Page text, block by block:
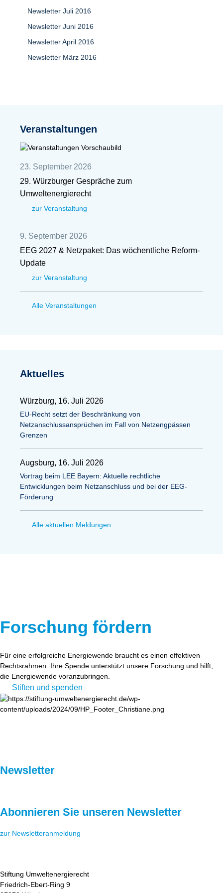
Newsletter Juli 2016
Newsletter Juni 2016
Newsletter April 2016
Newsletter März 2016
Veranstaltungen
23. September 2026
29. Würzburger Gespräche zum
Umweltenergierecht
zur Veranstaltung
9. September 2026
EEG 2027 & Netzpaket: Das wöchentliche Reform-
Update
zur Veranstaltung
Alle Veranstaltungen
Aktuelles
Würzburg, 16. Juli 2026
EU-Recht setzt der Beschränkung von
Netzanschlussansprüchen im Fall von Netzengpässen
Grenzen
Augsburg, 16. Juli 2026
Vortrag beim LEE Bayern: Aktuelle rechtliche
Entwicklungen beim Netzanschluss und bei der EEG-
Förderung
Alle aktuellen Meldungen
Forschung fördern
Für eine erfolgreiche Energiewende braucht es einen effektiven
Rechtsrahmen. Ihre Spende unterstützt unsere Forschung und hilft,
die Energiewende voranzubringen.
Stiften und spenden
Newsletter
Abonnieren Sie unseren Newsletter
zur Newsletteranmeldung
Stiftung Umweltenergierecht
Friedrich-Ebert-Ring 9